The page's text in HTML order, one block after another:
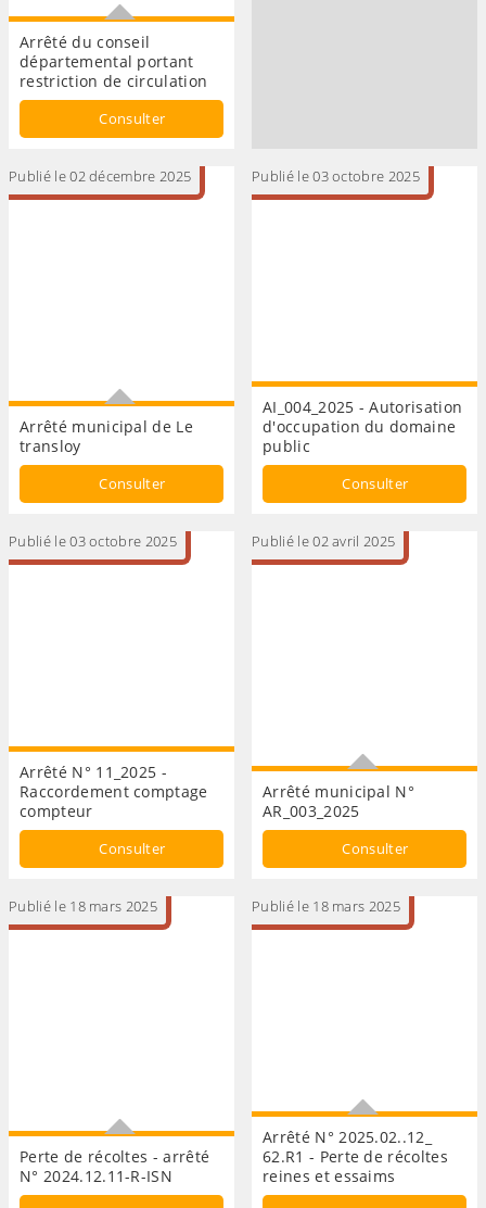
Arrêté du conseil
départemental portant
restriction de circulation
Arrêté
Consulter
Publié le 02 décembre 2025
Arrêté municipal de Le
transloy
Restriction de circulation
Consulter
Publié le 03 octobre 2025
AI_004_2025 - Autorisation
d'occupation du domaine
public
Consulter
Publié le 03 octobre 2025
Arrêté N° 11_2025 -
Raccordement comptage
compteur
Consulter
Publié le 02 avril 2025
Arrêté municipal N°
AR_003_2025
Restriction de
stationnement et circulation
Consulter
Publié le 18 mars 2025
Perte de récoltes - arrêté
N° 2024.12.11-R-ISN
Publié le 18 mars 2025
Arrêté N° 2025.02..12_
62.R1 - Perte de récoltes
reines et essaims